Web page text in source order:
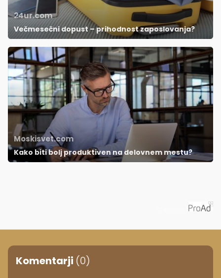
24ur.com
Večmesečni dopust – prihodnost zaposlovanja?
Moskisvet.com
Kako biti bolj produktiven na delovnem mestu?
Komentarji (0)